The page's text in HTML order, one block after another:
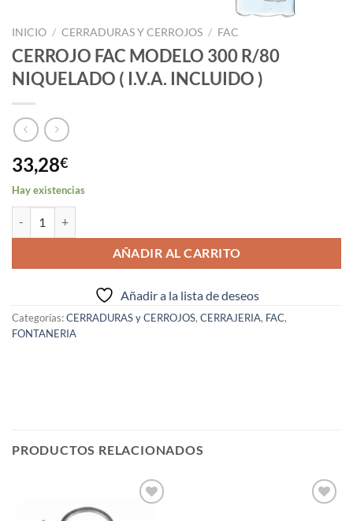
INICIO / CERRADURAS Y CERROJOS / FAC
CERROJO FAC MODELO 300 R/80
NIQUELADO ( I.V.A. INCLUIDO )
33,28€
Hay existencias
AÑADIR AL CARRITO
Añadir a la lista de deseos
Categorías:CERRADURAS y CERROJOS, CERRAJERIA, FAC,
FONTANERIA
PRODUCTOS RELACIONADOS